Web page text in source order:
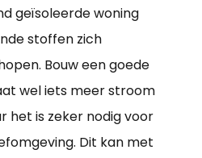
geïsoleerde woning
stoffen zich
Bouw een goede
wel iets meer stroom
het is zeker nodig voor
Dit kan met